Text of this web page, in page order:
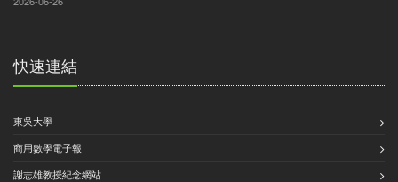
快速連結
東吳大學
商用數學電子報
謝志雄教授紀念網站